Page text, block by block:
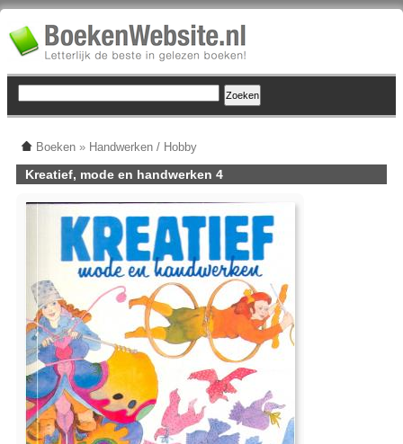
Boeken » Handwerken / Hobby
Kreatief, mode en handwerken 4